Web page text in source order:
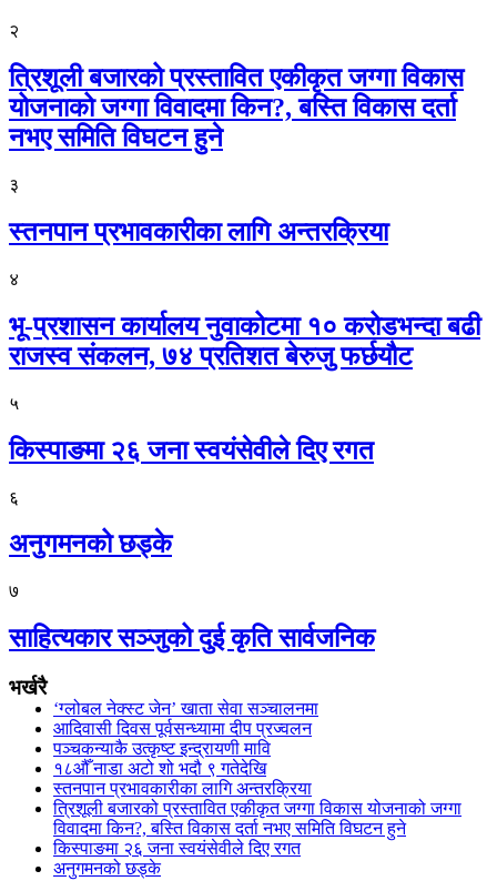
२
त्रिशूली बजारको प्रस्तावित एकीकृत जग्गा विकास
योजनाको जग्गा विवादमा किन?, बस्ति विकास दर्ता
नभए समिति विघटन हुने
३
स्तनपान प्रभावकारीका लागि अन्तरक्रिया
४
भू-प्रशासन कार्यालय नुवाकोटमा १० करोडभन्दा बढी
राजस्व संकलन, ७४ प्रतिशत बेरुजु फर्छयौट
५
किस्पाङमा २६ जना स्वयंसेवीले दिए रगत
६
अनुगमनको छड्के
७
साहित्यकार सञ्जुको दुई कृति सार्वजनिक
भर्खरै
‘ग्लोबल नेक्स्ट जेन’ खाता सेवा सञ्चालनमा
आदिवासी दिवस पूर्वसन्ध्यामा दीप प्रज्वलन
पञ्चकन्याकै उत्कृष्ट इन्द्रायणी मावि
१८औँ नाडा अटो शो भदौ ९ गतेदेखि
स्तनपान प्रभावकारीका लागि अन्तरक्रिया
त्रिशूली बजारको प्रस्तावित एकीकृत जग्गा विकास योजनाको जग्गा
विवादमा किन?, बस्ति विकास दर्ता नभए समिति विघटन हुने
किस्पाङमा २६ जना स्वयंसेवीले दिए रगत
अनुगमनको छड्के